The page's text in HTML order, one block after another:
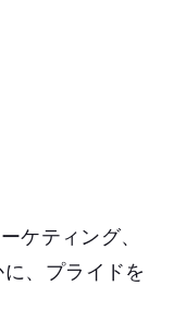
ケティング、
、プライドを